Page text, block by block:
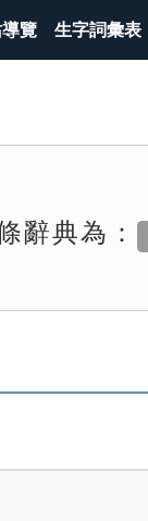
覽 生字詞彙表
辭典為：